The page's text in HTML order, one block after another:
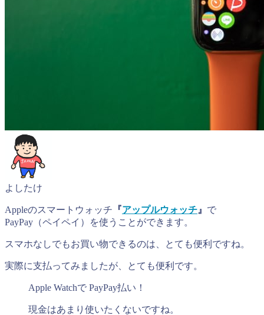
よしたけ
Appleのスマートウォッチ 『アップルウォッチ 』 で
PayPay（ペイペイ）を使うことができます。
スマホなしでもお買い物できるのは、とても便利ですね。
実際に支払ってみましたが、とても便利です。
Apple Watchで PayPay払い！
現金はあまり使いたくないですね。